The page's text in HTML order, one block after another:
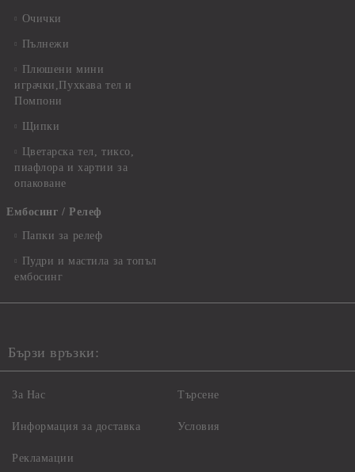
Очички
Пълнежи
Плюшени мини
играчки,Пухкава тел и
Помпони
Щипки
Цветарска тел, тиксо,
пиафлора и хартии за
опаковане
Ембосинг / Релеф
Папки за релеф
Пудри и мастила за топъл
ембосинг
Бързи връзки:
За Нас
Информация за доставка
Рекламации
Търсене
Условия